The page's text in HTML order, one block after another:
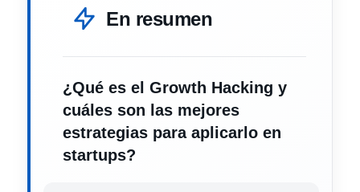
En resumen
¿Qué es el Growth Hacking y
cuáles son las mejores
estrategias para aplicarlo en
startups?